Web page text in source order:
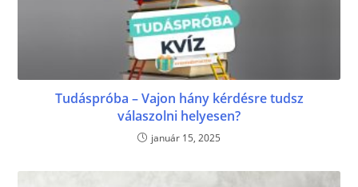
Tudáspróba – Vajon hány kérdésre tudsz
válaszolni helyesen?
január 15, 2025